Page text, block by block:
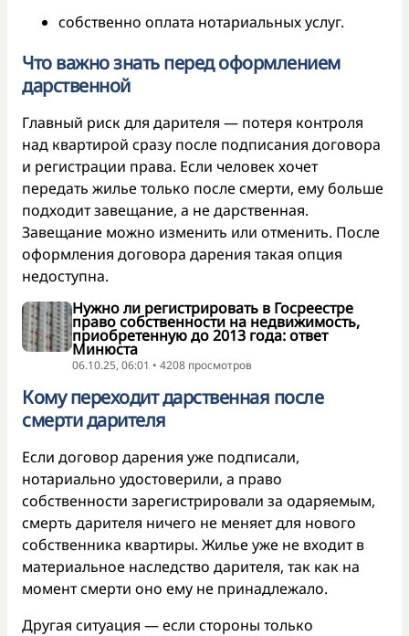
собственно оплата нотариальных услуг.
Что важно знать перед оформлением
дарственной
Главный риск для дарителя — потеря контроля
над квартирой сразу после подписания договора
и регистрации права. Если человек хочет
передать жилье только после смерти, ему больше
подходит завещание, а не дарственная.
Завещание можно изменить или отменить. После
оформления договора дарения такая опция
недоступна.
Нужно ли регистрировать в Госреестре
право собственности на недвижимость,
приобретенную до 2013 года: ответ
Минюста
06.10.25, 06:01 • 4208 просмотров
Кому переходит дарственная после
смерти дарителя
Если договор дарения уже подписали,
нотариально удостоверили, а право
собственности зарегистрировали за одаряемым,
смерть дарителя ничего не меняет для нового
собственника квартиры. Жилье уже не входит в
материальное наследство дарителя, так как на
момент смерти оно ему не принадлежало.
Другая ситуация — если стороны только